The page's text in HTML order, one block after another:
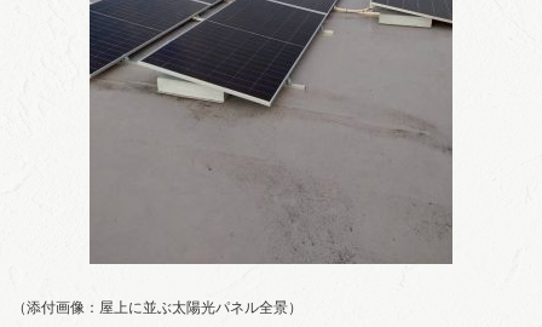
（添付画像：屋上に並ぶ太陽光パネル全景）